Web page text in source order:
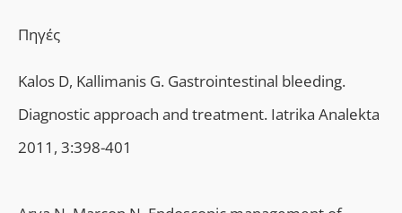
Πηγές
Kalos D, Kallimanis G. Gastrointestinal bleeding.
Diagnostic approach and treatment. Iatrika Analekta
2011, 3:398-401